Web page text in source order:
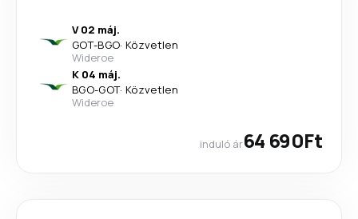
V 02 máj.
GOT-BGO· Közvetlen
Wideroe
K 04 máj.
BGO-GOT· Közvetlen
Wideroe
induló ár64 690Ft